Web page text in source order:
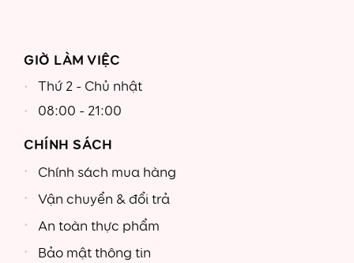
GIỜ LÀM VIỆC
Thứ 2 - Chủ nhật
08:00 - 21:00
CHÍNH SÁCH
Chính sách mua hàng
Vận chuyển & đổi trả
An toàn thực phẩm
Bảo mật thông tin